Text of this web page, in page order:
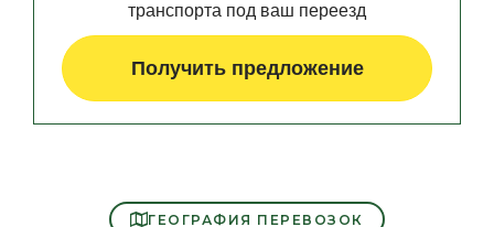
транспорта под ваш переезд
Получить предложение
ГЕОГРАФИЯ ПЕРЕВОЗОК